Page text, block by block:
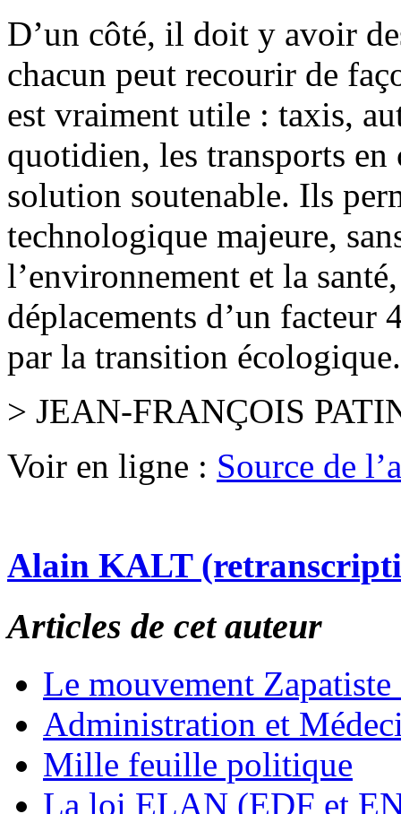
D’un côté, il doit y avoir
chacun peut recourir de
est vraiment utile : taxis,
quotidien, les transports
solution soutenable. Ils
technologique majeure,
l’environnement et la
déplacements d’un facteur
par la transition écologique.
> JEAN-FRANÇOIS
Voir en ligne : Source de
Alain KALT
Articles de cet auteur
Le mouvement
Administration et
Mille feuille politique
La loi ELAN (EDF et